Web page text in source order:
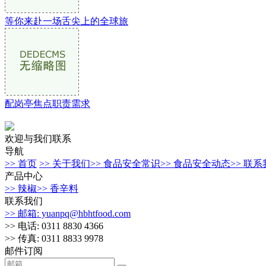
等你来赴一场舌尖上的全球旅
配岗亭焦点职责需求
欢迎与我们联系
导航
>> 首页 >> 关于我们>> 食品安全常识>> 食品安全动态>> 联系
产品中心
>> 辣椒>> 香辛料
联系我们
>> 邮箱: yuanpq@hbhtfood.com
>> 电话: 0311 8830 4366
>> 传真: 0311 8833 9978
邮件订阅